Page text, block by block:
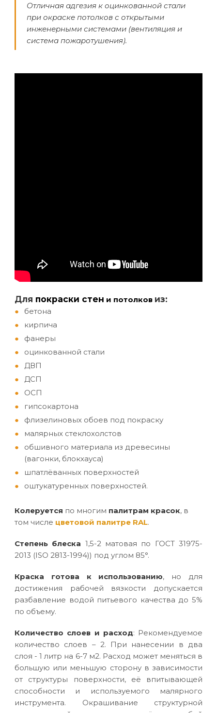
Отличная адгезия к оцинкованной стали
при окраске потолков с открытыми
инженерными системами (вентиляция и
система пожаротушения).
Для покраски стен и потолков из:
бетона
кирпича
фанеры
оцинкованной стали
ДВП
ДСП
ОСП
гипсокартона
флизелиновых обоев под покраску
малярных стеклохолстов
обшивного материала из древесины
(вагонки, блокхауса)
шпатлёванных поверхностей
оштукатуренных поверхностей.
Колеруется по многим палитрам красок, в
том числе цветовой палитре RAL.
Степень блеска 1,5-2 матовая по ГОСТ 31975-
2013 (ISO 2813-1994)) под углом 85°.
Краска готова к использованию, но для
достижения рабочей вязкости допускается
разбавление водой питьевого качества до 5%
по объему.
Количество слоев и расход: Рекомендуемое
количество слоев – 2. При нанесении в два
слоя - 1 литр на 6-7 м2. Расход может меняться в
большую или меньшую сторону в зависимости
от структуры поверхности, её впитывающей
способности и используемого малярного
инструмента. Окрашивание структурной